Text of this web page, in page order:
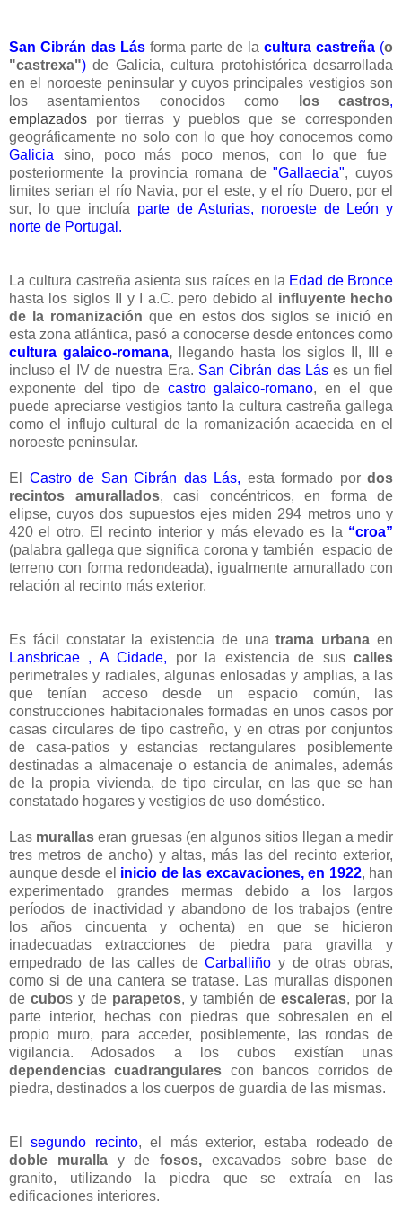
San Cibrán das Lás forma parte de la cultura castreña (o
"castrexa")de Galicia, cultura protohistórica desarrollada
en el noroeste peninsular y cuyos principales vestigios son
los asentamientos conocidos como
los castros,
emplazados por tierras y pueblos que se corresponden
geográficamente no solo con lo que hoy conocemos como
Galicia sino, poco más poco menos, con lo que fue
posteriormente la provincia romana de"Gallaecia", cuyos
limites serian el río Navia, por el este, y el río Duero, por el
sur, lo que incluía parte de Asturias, noroeste de León y
norte de Portugal.
La cultura castreña asienta sus raíces en la Edad de Bronce
hasta los siglos II y I a.C. pero debido al influyente hecho
de la romanización que en estos dos siglos se inició en
esta zona atlántica, pasó a conocerse desde entonces como
cultura galaico-romana, llegando hasta los siglos II, III e
incluso el IV de nuestra Era. San Cibrán das Lás es un fiel
exponente del tipo de castro galaico-romano, en el que
puede apreciarse vestigios tanto la cultura castreña gallega
como el influjo cultural de la romanización acaecida en el
noroeste peninsular.
El Castro de San Cibrán das Lás, esta formado por dos
recintos amurallados, casi concéntricos, en forma de
elipse, cuyos dos supuestos ejes miden 294 metrosuno y
420 el otro. El recinto interior y más elevado es la “croa”
(palabra gallega que significa corona y también espacio de
terreno con forma redondeada), igualmente amurallado con
relación al recinto más exterior.
Es fácil constatar la existencia de unatrama urbana en
Lansbricae , A Cidade, por la existencia de suscalles
perimetrales y radiales, algunas enlosadas y amplias, a las
que tenían acceso desde un espacio común, las
construcciones habitacionales formadas en unos casos por
casas circulares de tipo castreño, y en otras por conjuntos
de casa-patios y estancias rectangulares posiblemente
destinadas a almacenaje o estancia de animales, además
de la propia vivienda, de tipo circular, en las que se han
constatado hogares y vestigios de uso doméstico.
Las murallas eran gruesas (en algunos sitios llegan a medir
tres metros de ancho) y altas, más las del recinto exterior,
aunque desde el inicio de las excavaciones, en 1922, han
experimentado grandes mermas debido a los largos
períodos de inactividad y abandono de los trabajos (entre
los años cincuenta y ochenta) en que se hicieron
inadecuadas extracciones de piedra para gravilla y
empedrado de las calles deCarballiño y de otras obras,
como si de una cantera se tratase. Las murallas disponen
de cubos y de parapetos, y también de escaleras, por la
parte interior, hechas con piedras que sobresalen en el
propio muro, para acceder, posiblemente, las rondas de
vigilancia. Adosados a los cubos existían unas
dependencias cuadrangulares con bancos corridos de
piedra, destinados a los cuerpos de guardia de las mismas.
Elsegundo recinto, el más exterior, estaba rodeado de
doble murallay de fosos, excavados sobre base de
granito, utilizando la piedra que se extraía en las
edificaciones interiores.